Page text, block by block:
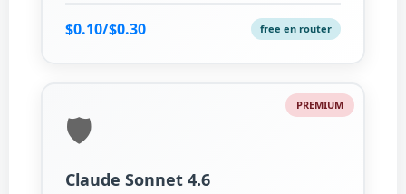
$0.10/$0.30 free en router
PREMIUM
🛡️
Claude Sonnet 4.6